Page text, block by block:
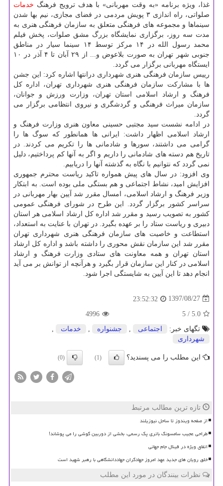
غذا، ویژه برنامه «به وقت مهربانی» با هدف ترویج فرهنگ خدمات
صلواتی، راه اندازی ۳ پویش مردمی در فضای مجازی، نیم بها شدن
سینماها و مجموعه های فرهنگی متعلق به سازمان فرهنگی هنری به
مدت سه روز، برگزاری نمایشگاه بزرگ مشق صلوات، پخش فیلم
محمد رسول الله در ۱۴ مركز توسط ۱۴ سینما سیار در مناطق
جنوبی شهر تهران به صورت بلاعوض و... از ۲۹ آبان تا ۴ آذر در ۱۰
ایستگاه مهربانی برگزار می گردد.
رییس سازمان فرهنگی هنری شهرداری درانتها اشاره كرد: این جشن
ها با مشاركت سازمان فرهنگی هنری شهرداری تهران، اداره كل
فرهنگ و ارشاد اسلامی استان تهران، وزارت ورزش و جوانان،
سازمان میراث فرهنگی و گردشگری و نیروی انتظامی برگزار می
گردد.
در ادامه نشست سید مجتبی حسینی معاون هنری وزارت فرهنگ و
ارشاد اسلامی اظهار داشت: ایرانی ها همانطور كه سوگ ها را
گرامی می داشتند، سورها و شادمانی ها را تكریم می كردند. در
تاریخ هم دسته های شادمانی را داریم و اگر به آنها كم پرداختیم، دلیل
نمی گردد كه نتوانیم با نگاه به گذشته آنها را دریابیم.
وی افزود: در سال های پیش همواره تاكید ریاست محترم جمهوری
افزایش امید، نشاط اجتماعی و هم بستگی ملی بوده است. به ابتكار
وزیر فرهنگ و ارشاد اسلامی، امسال مقرر شد آیین بهار مهربانی در
سراسر كشور برگزار گردد. این طرح در شورای فرهنگی عمومی
كشور به تصویب رسید و مقرر شد اداره كل ارشاد اسلامی هر استان
دبیری و ریاست ستاد را بر عهده بگیرد. در تهران با عنایت به استعداد،
استطاعت و خاصیت های سازمان فرهنگی هنری شهرداری تهران
مقرر شد این سازمان نقش محوری را داشته باشد و اداره كل ارشاد
استان تهران و همه معاونت های ستادی وزارت فرهنگ و ارشاد
اسلامی در كنار این سازمان قرار بگیرد و هرآنچه از توانش بر می آید
انجام دهد تا این آیین به شایستگی اجرا شود.
1397/08/27
23:52:32
5.0
/ 5
4996
تگهای خبر:
اجتماعی , جشنواره , خدمات
,
شهرداری
این مطلب را می پسندید؟ (1)
(0)
تازه ترین مطالب مرتبط
از صفحه ویندوز تا ساحل نیوزیلند
طراحی عجیب سامسونگ باتری پک رسمی، بخشی از دوربین گوشی را می پوشاند!
اتفاق ویژه در فینال جام جهانی
خلق رویان های جدید عهد امروز جهادگران جهاددانشگاهی با رهبر شهید است
نظرات بینندگان در مورد این مطلب